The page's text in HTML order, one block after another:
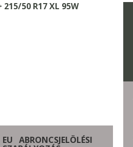
215/50 R17 XL 95W
EU ABRONCSJELÖLÉSI